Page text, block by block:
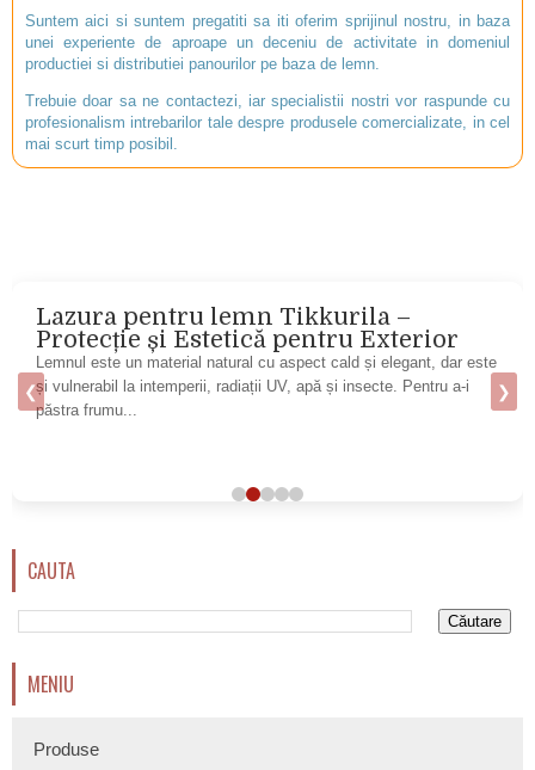
Suntem aici si suntem pregatiti sa iti oferim sprijinul nostru, in baza
unei experiente de aproape un deceniu de activitate in domeniul
productiei si distributiei panourilor pe baza de lemn.
Trebuie doar sa ne contactezi, iar specialistii nostri vor raspunde cu
profesionalism intrebarilor tale despre produsele comercializate, in cel
mai scurt timp posibil.
Lazura pentru lemn Tikkurila –
Protecție și Estetică pentru Exterior
Lemnul este un material natural cu aspect cald și elegant, dar este
și vulnerabil la intemperii, radiații UV, apă și insecte. Pentru a-i
păstra frumu...
❮ ❯
CAUTA
MENIU
Produse